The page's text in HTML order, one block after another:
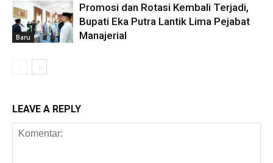
Baru
Promosi dan Rotasi Kembali Terjadi,
Bupati Eka Putra Lantik Lima Pejabat
Manajerial
LEAVE A REPLY